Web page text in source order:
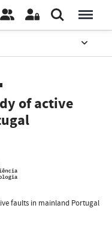
of active
faults in mainland Portugal